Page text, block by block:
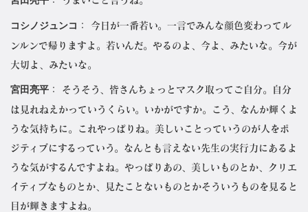
コシノジュンコ ： 今日が一番若い。一言でみんな顔色変わってル
ンルンで帰りますよ。若いんだ。やるのよ、今よ、みたいな。今が
大切よ、みたいな。
宮田亮平 ： そうそう、皆さんちょっとマスク取ってご自分。自分
は見れねえかっていうくらい。いかがですか。こう、なんか輝くよ
うな気持ちに。これやっぱりね。美しいことっていうのが人をポ
ジティブにするっていう。なんとも言えない先生の実行力にあるよ
うな気がするんですよね。やっぱりあの、美しいものとか、クリエ
イティブなものとか、見たことないものとかそういうものを見ると
目が輝きますよね。